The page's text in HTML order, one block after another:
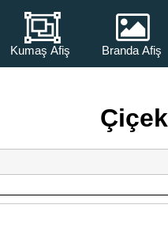
Kumaş Afiş Branda Afiş